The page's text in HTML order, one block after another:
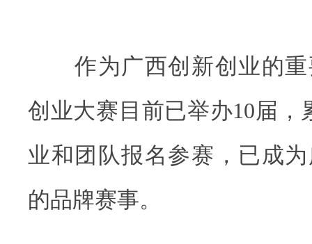
作为广西创新创业的重
创业大赛目前已举办10届，
业和团队报名参赛，已成
的品牌赛事。